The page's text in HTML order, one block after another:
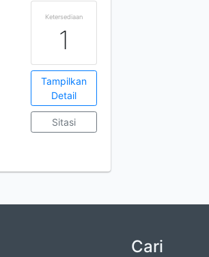
Ketersediaan
1
Tampilkan
Detail
Sitasi
Cari